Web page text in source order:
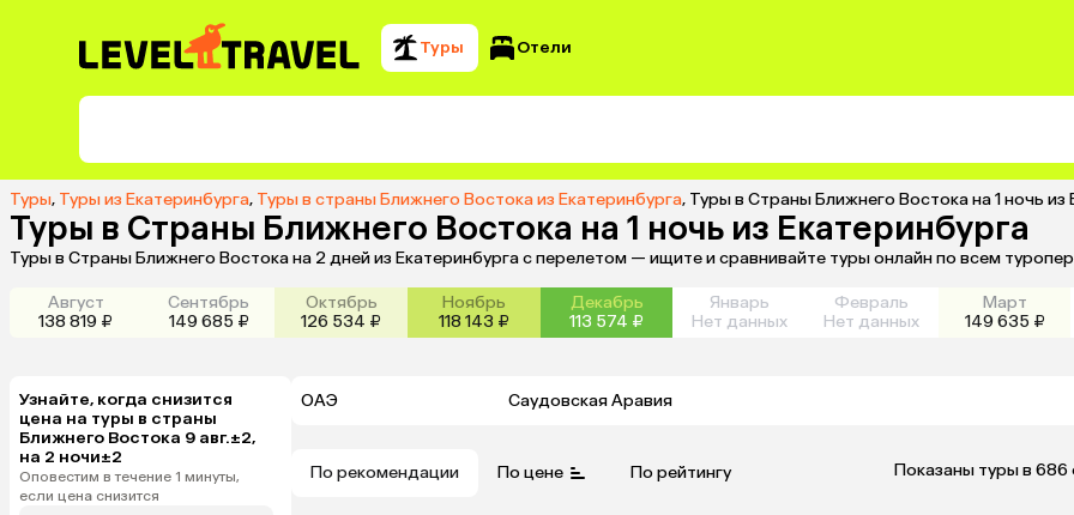
Туры Отели
Туры, Туры из Екатеринбурга, Туры в страны Ближнего Востока из Екатеринбурга, Туры в Страны Ближнего Востока на 1 ночь из
Туры в Страны Ближнего Востока на 1 ночь из Екатеринбурга
Туры в Страны Ближнего Востока на 2 дней из Екатеринбурга с перелетом — ищите и сравнивайте туры онлайн по всем
Август
138 819 ₽
Сентябрь
149 685 ₽
Октябрь
126 534 ₽
Ноябрь
118 143 ₽
Декабрь
113 574 ₽
Январь
Нет данных
Февраль
Нет данных
Март
149 635 ₽
Узнайте, когда снизится
цена на туры в страны
Ближнего Востока 9 авг.±2,
на 2 ночи±2
Оповестим в течение 1 минуты,
если цена снизится
ОАЭ Саудовская Аравия
По рекомендации По цене По рейтингу Показаны туры в 686